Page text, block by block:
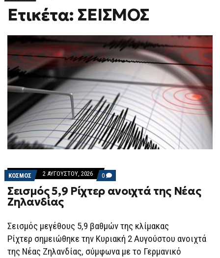
O
R
M
Ετικέτα: ΣΕΙΣΜΟΣ
ΚΟΣΜΟΣ 2 ΑΥΓΟΎΣΤΟΥ, 2026 0 COMMENTS
ON
ΣΕΙΣΜΌΣ
5,9
ΝΈΑΣ
ΖΗΛΑΝΔΊΑΣ
Σεισμός 5,9 Ρίχτερ ανοιχτά της Νέας
Ζηλανδίας
Σεισμός μεγέθους 5,9 βαθμών της κλίμακας
Ρίχτερ σημειώθηκε την Κυριακή 2 Αυγούστου ανοιχτά
της Νέας Ζηλανδίας, σύμφωνα με το Γερμανικό